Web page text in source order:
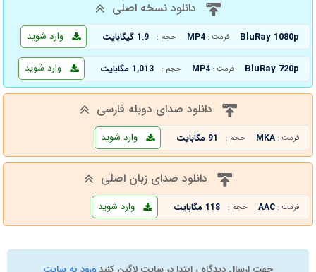
دانلود نسخه اصلی
BluRay 1080p فرمت : MP4 حجم : 1.9 گیگابایت وارد شوید
BluRay 720p فرمت : MP4 حجم : 1,013 مگابایت وارد شوید
دانلود صدای دوبله فارسی
فرمت : MKA حجم : 91 مگابایت وارد شوید
دانلود صدای زبان اصلی
فرمت : AAC حجم : 118 مگابایت وارد شوید